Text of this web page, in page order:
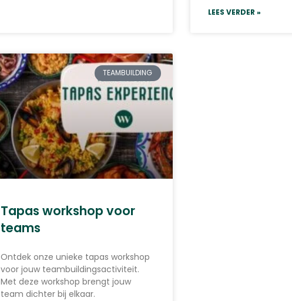
LEES VERDER »
TEAMBUILDING
Tapas workshop voor
teams
Ontdek onze unieke tapas workshop
voor jouw teambuildingsactiviteit.
Met deze workshop brengt jouw
team dichter bij elkaar.